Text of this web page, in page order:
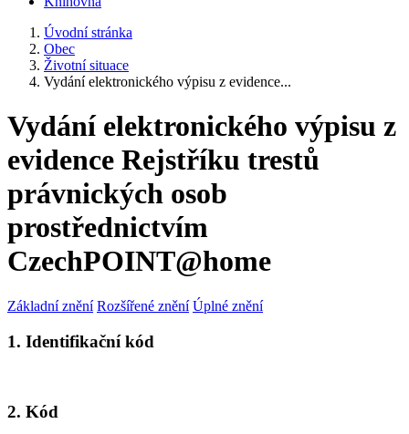
Úvodní stránka
Obec
Životní situace
Vydání elektronického výpisu z evidence...
Vydání elektronického výpisu z
evidence Rejstříku trestů
právnických osob
prostřednictvím
CzechPOINT@home
Základní znění Rozšířené znění Úplné znění
1. Identifikační kód
2. Kód